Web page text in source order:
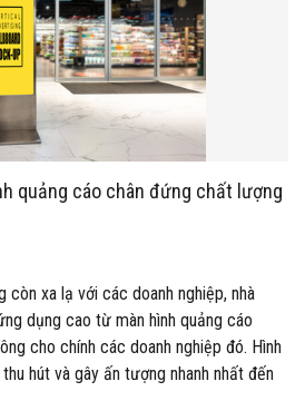
thích.
quảng cáo chân đứng chất lượng
còn xa lạ với các doanh nghiệp, nhà
dụng cao từ màn hình quảng cáo
cho chính các doanh nghiệp đó. Hình
hút và gây ấn tượng nhanh nhất đến